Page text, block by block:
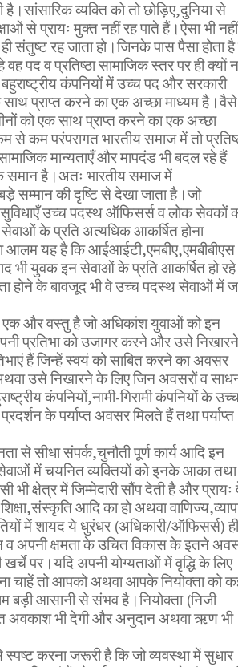
व्यक्ति को तो छोड़िए,दुनिया से
से प्रायः मुक्त नहीं रह पाते हैं।ऐसा भी नहीं
संतुष्ट रह जाता हो।जिनके पास पैसा होता है
पद व प्रतिष्ठा सामाजिक स्तर पर ही क्यों
कंपनियों में उच्च पद और सरकारी
प्राप्त करने का एक अच्छा माध्यम है।वैसे
को एक साथ प्राप्त करने का एक अच्छा
से कम परंपरागत भारतीय समाज में तो
मान्यताएँ और मापदंड भी बदल रहे हैं
समान है।अतः भारतीय समाज में
सम्मान की दृष्टि से देखा जाता है।जो
सुविधाएँ उच्च पदस्थ ऑफिसर्स व लोक सेवकों
सेवाओं के प्रति अत्यधिक आकर्षित होना
आलम यह है कि आईआईटी,एमबीए,एमबीबीएस
भी युवक इन सेवाओं के प्रति आकर्षित हो रहे
होने के बावजूद भी वे उच्च पदस्थ सेवाओं में
एक और वस्तु है जो अधिकांश युवाओं को इन
प्रतिभा को उजागर करने और उसे निखारने
हैं जिन्हें स्वयं को साबित करने का अवसर
उसे निखारने के लिए जिन अवसरों व
कंपनियों,नामी-गिरामी कंपनियों के
के पर्याप्त अवसर मिलते हैं तथा पर्याप्त
से सीधा संपर्क,चुनौती पूर्ण कार्य आदि इन
में चयनित व्यक्तियों को इनके आका तथा
क्षेत्र में जिम्मेदारी सौंप देती है और प्रायः
आदि का हो अथवा
में शायद ये धुरंधर (अधिकारी/ऑफिसर्स) ही
व अपनी क्षमता के उचित विकास के इतने
पर।यदि अपनी योग्यताओं में वृद्धि के लिए
चाहें तो आपको अथवा आपके नियोक्ता को
बड़ी आसानी से संभव है।नियोक्ता (निजी
भी देगी और अनुदान अथवा ऋण भी
करना जरूरी है कि जो व्यवस्था में सुधार